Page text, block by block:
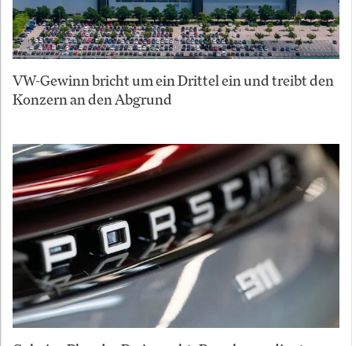
VW-Gewinn bricht um ein Drittel ein und treibt den
Konzern an den Abgrund